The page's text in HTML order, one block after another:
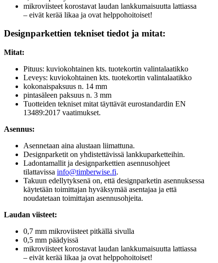
mikroviisteet korostavat laudan lankkumaisuutta lattiassa
– eivät kerää likaa ja ovat helppohoitoiset!
Designparkettien tekniset tiedot ja mitat:
Mitat:
Pituus: kuviokohtainen kts. tuotekortin valintalaatikko
Leveys: kuviokohtainen kts. tuotekortin valintalaatikko
kokonaispaksuus n. 14 mm
pintasäleen paksuus n. 3 mm
Tuotteiden tekniset mitat täyttävät eurostandardin EN
13489:2017 vaatimukset.
Asennus:
Asennetaan aina alustaan liimattuna.
Designparketit on yhdistettävissä lankkuparketteihin.
Ladontamallit ja designparkettien asennusohjeet
tilattavissa info@timberwise.fi.
Takuun edellytyksenä on, että designparketin asennuksessa
käytetään toimittajan hyväksymää asentajaa ja että
noudatetaan toimittajan asennusohjeita.
Laudan viisteet:
0,7 mm mikroviisteet pitkällä sivulla
0,5 mm päädyissä
mikroviisteet korostavat laudan lankkumaisuutta lattiassa
– eivät kerää likaa ja ovat helppohoitoiset!